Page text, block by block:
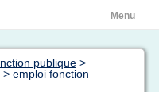
Menu
publique >
> emploi fonction